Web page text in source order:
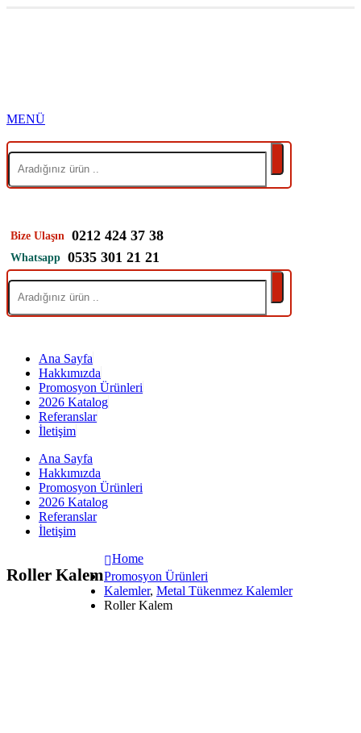
Bize Ulaşın 0212 424 37 38
Whatsapp 0535 301 21 21
Ana Sayfa
Hakkımızda
Promosyon Ürünleri
2026 Katalog
Referanslar
İletişim
Ana Sayfa
Hakkımızda
Promosyon Ürünleri
2026 Katalog
Referanslar
İletişim
Roller Kalem
Home
Promosyon Ürünleri
Kalemler, Metal Tükenmez Kalemler
Roller Kalem